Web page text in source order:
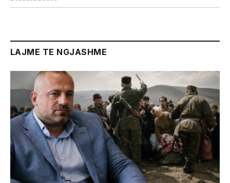
LAJME TE NGJASHME